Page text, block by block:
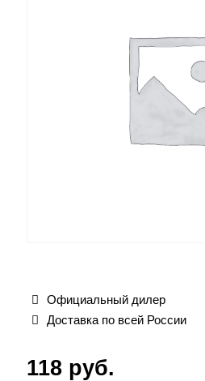
Официальный дилер
Доставка по всей России
118 руб.